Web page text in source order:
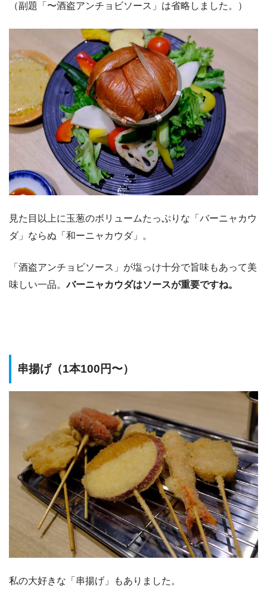
（副題「〜酒盗アンチョビソース」は省略しました。）
見た目以上に玉葱のボリュームたっぷりな「バーニャカウ
ダ」ならぬ「和ーニャカウダ」。
「酒盗アンチョビソース」が塩っけ十分で旨味もあって美
味しい一品。バーニャカウダはソースが重要ですね。
串揚げ（1本100円〜）
私の大好きな「串揚げ」もありました。